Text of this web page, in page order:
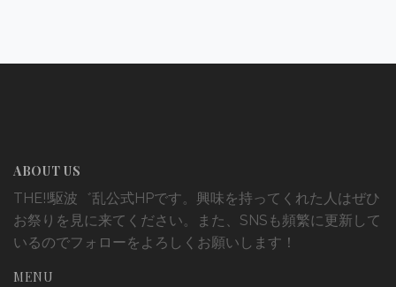
ABOUT US
THE!!駆波゛乱公式HPです。興味を持ってくれた人はぜひ
お祭りを見に来てください。また、SNSも頻繁に更新して
いるのでフォローをよろしくお願いします！
MENU